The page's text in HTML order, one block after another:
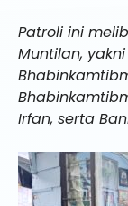
Patroli ini
Muntilan,
Irfan, serta